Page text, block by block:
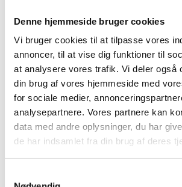
Denne hjemmeside bruger cookies
Vi bruger cookies til at tilpasse vores
annoncer, til at vise dig funktioner til
at analysere vores trafik. Vi deler også
din brug af vores hjemmeside med
for sociale medier,
analysepartnere. Vores partnere kan
data med andre oplysninger, du har
de har indsamlet fra din brug af deres